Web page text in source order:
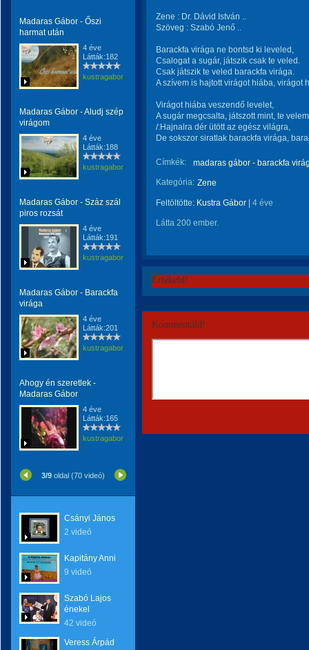
Madaras Gábor - Őszi
harmat után
4 éve
Látták:182
kustragabor
Madaras Gábor - Aludj szép
virágom
4 éve
Látták:188
kustragabor
Madaras Gábor - Száz szál
piros rozsát
4 éve
Látták:191
kustragabor
Madaras Gábor - Barackfa
virága
4 éve
Látták:201
kustragabor
Ahogy én szeretlek -
Madaras Gábor
4 éve
Látták:165
kustragabor
3/9 oldal (70 videó)
Csányi János
2 videó
Kapitány Anni
9 videó
Szabó Lajos
énekel
42 videó
Veress Árpád
Zene : Dr. Dávid István ..
Szöveg : Szabó Jenő ..
Barackfa virága ne bontsd ki leveled,
Csalogat a sugár, játszik csak te veled.
Csak játszik te veled barackfa virága.
A szívem is hajtott virágot hiába, virágot
Virágot hiába veszendő levelet,
A sugár megcsalta, játszott mint, te
/:Hajnalra dér ütött az egész világra,
De sokszor siratlak barackfa virága,
Címkék:
madaras gábor - barackfa
Kategória: Zene
Feltöltötte: Kustra Gábor 4 éve
Látta 200 ember.
Értékeld!
Kommentáld!